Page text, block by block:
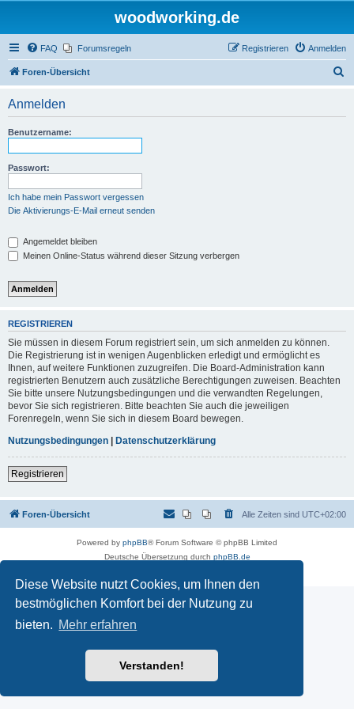
Diese Website nutzt Cookies, um Ihnen den
bestmöglichen Komfort bei der Nutzung zu
bieten. Mehr erfahren
Verstanden!
woodworking.de
FAQ Forumsregeln Anmelden
Registrieren
Foren-Übersicht
Anmelden
Benutzername:
Passwort:
Ich habe mein Passwort vergessen
Die Aktivierungs-E-Mail erneut senden
Angemeldet bleiben
Meinen Online-Status während dieser Sitzung verbergen
REGISTRIEREN
Sie müssen in diesem Forum registriert sein, um sich anmelden zu können.
Die Registrierung ist in wenigen Augenblicken erledigt und ermöglicht es
Ihnen, auf weitere Funktionen zuzugreifen. Die Board-Administration kann
registrierten Benutzern auch zusätzliche Berechtigungen zuweisen. Beachten
Sie bitte unsere Nutzungsbedingungen und die verwandten Regelungen,
bevor Sie sich registrieren. Bitte beachten Sie auch die jeweiligen
Forenregeln, wenn Sie sich in diesem Board bewegen.
Nutzungsbedingungen | Datenschutzerklärung
Registrieren
Foren-Übersicht Alle Zeiten sind UTC+02:00
Powered by phpBB® Forum Software © phpBB Limited
Deutsche Übersetzung durch phpBB.de